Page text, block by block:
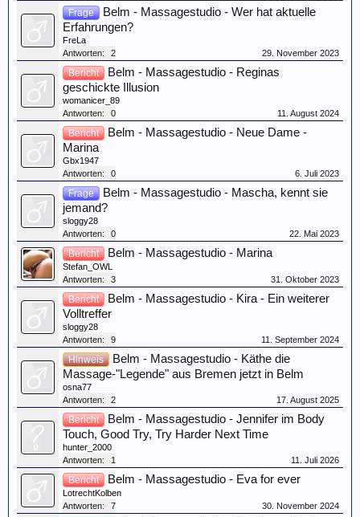
Frage
Belm - Massagestudio - Wer hat aktuelle
Erfahrungen?
FreLa
Antworten:
2 29. November 2023
Bericht
Belm - Massagestudio - Reginas
geschickte Illusion
womanicer_89
Antworten:
0 11. August 2024
Bericht
Belm - Massagestudio - Neue Dame -
Marina
Gbx1947
Antworten:
0 6. Juli 2023
Frage
Belm - Massagestudio - Mascha, kennt sie
jemand?
sloggy28
Antworten:
0 22. Mai 2023
Bericht Belm - Massagestudio - Marina
Stefan_OWL
Antworten:
3 31. Oktober 2023
Bericht
Belm - Massagestudio - Kira - Ein weiterer
Volltreffer
sloggy28
Antworten:
9 11. September 2024
Hinweis
Belm - Massagestudio - Käthe die
Massage-"Legende" aus Bremen jetzt in Belm
osna77
Antworten:
2 17. August 2025
Bericht
Belm - Massagestudio - Jennifer im Body
Touch, Good Try, Try Harder Next Time
hunter_2000
Antworten:
1 11. Juli 2026
Bericht Belm - Massagestudio - Eva for ever
LotrechtKolben
Antworten:
7 30. November 2024